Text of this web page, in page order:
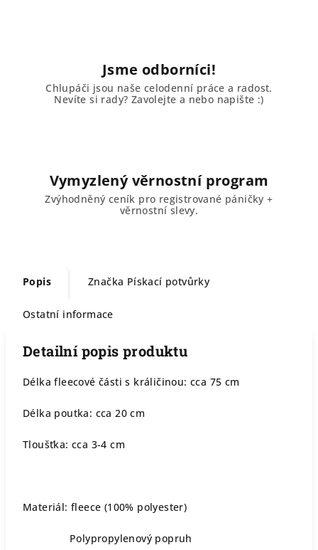
Jsme odborníci!
Chlupáči jsou naše celodenní práce a radost.
Nevíte si rady? Zavolejte a nebo napište :)
Vymyzlený věrnostní program
Zvýhodněný ceník pro registrované páničky +
věrnostní slevy.
Popis Značka Pískací potvůrky
Ostatní informace
Detailní popis produktu
Délka fleecové části s králičinou: cca 75 cm
Délka poutka: cca 20 cm
Tloušťka: cca 3-4 cm
Materiál: fleece (100% polyester)
Polypropylenový popruh